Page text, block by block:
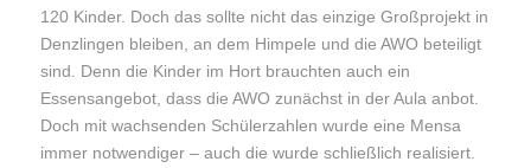
120 Kinder. Doch das sollte nicht das einzige Großprojekt in
Denzlingen bleiben, an dem Himpele und die AWO beteiligt
sind. Denn die Kinder im Hort brauchten auch ein
Essensangebot, dass die AWO zunächst in der Aula anbot.
Doch mit wachsenden Schülerzahlen wurde eine Mensa
immer notwendiger – auch die wurde schließlich realisiert.